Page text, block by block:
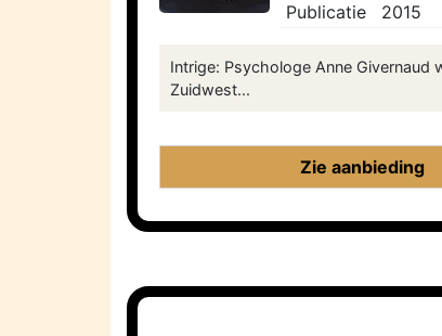
Publicatie
2015
Intrige: Psychologe Anne Givernaud
Zuidwest...
Zie aanbieding